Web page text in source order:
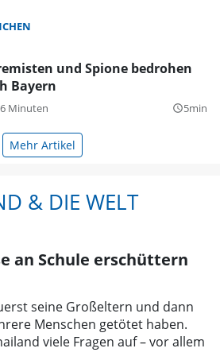
und Spione bedrohen
Bayern
Minuten query_builder5min
Mehr Artikel
& DIE WELT
an Schule erschüttern
seine Großeltern und dann
Menschen getötet haben.
viele Fragen auf – vor allem